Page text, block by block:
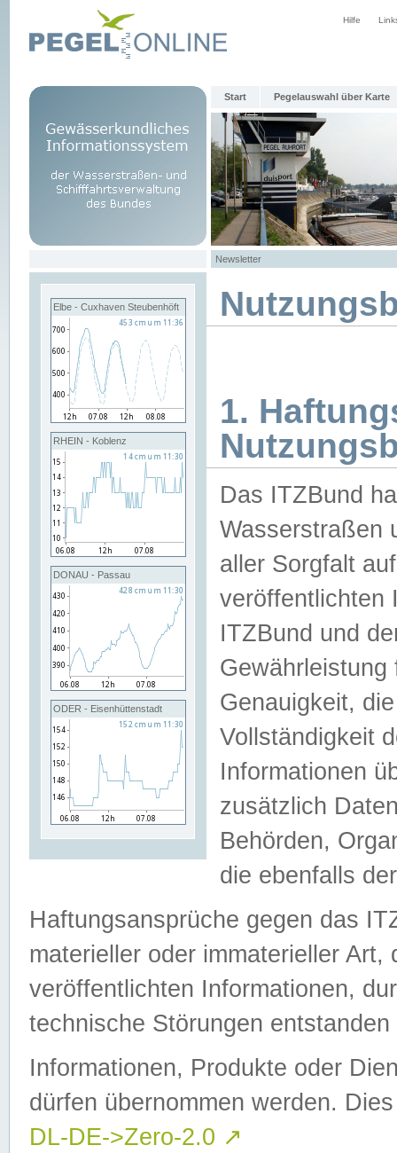
Hilfe
Start Pegelauswahl über Karte
Newsletter
Elbe - Cuxhaven Steubenhöft
RHEIN - Koblenz
DONAU - Passau
ODER - Eisenhüttenstadt
1.
Das ITZBund
Wasserstraßen
aller Sorgfalt
veröffentlichten
ITZBund und
Genauigkeit,
Vollständigkeit
Informationen
zusätzlich
Behörden,
die ebenfalls
Haftungsansprüche gegen das
materieller oder immaterieller
veröffentlichten Informationen,
technische Störungen
Informationen, Produkte oder
dürfen übernommen werden.
DL-DE->Zero-2.0 ↗